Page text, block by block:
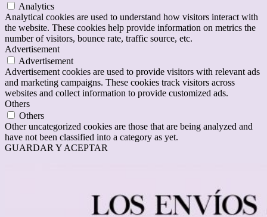
Analytics
Analytical cookies are used to understand how visitors interact with
the website. These cookies help provide information on metrics the
number of visitors, bounce rate, traffic source, etc.
Advertisement
Advertisement
Advertisement cookies are used to provide visitors with relevant ads
and marketing campaigns. These cookies track visitors across
websites and collect information to provide customized ads.
Others
Others
Other uncategorized cookies are those that are being analyzed and
have not been classified into a category as yet.
GUARDAR Y ACEPTAR